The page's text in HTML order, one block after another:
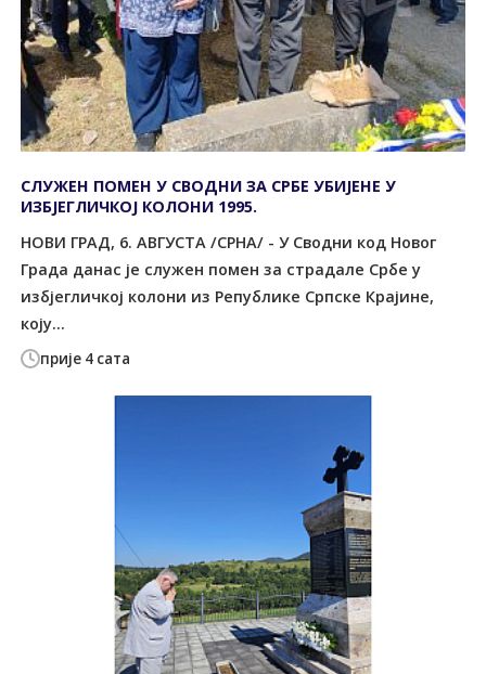
прије 4 сата
СЛУЖЕН ПОМЕН У СВОДНИ ЗА СРБЕ УБИЈЕНЕ У
ИЗБЈЕГЛИЧКОЈ КОЛОНИ 1995.
НОВИ ГРАД, 6. АВГУСТА /СРНА/ - У Сводни код Новог
Града данас је служен помен за страдале Србе у
избјегличкој колони из Републике Српске Крајине,
коју...